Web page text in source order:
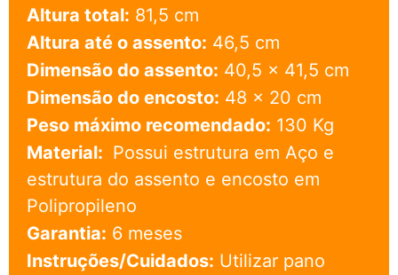
Altura total: 81,5 cm
Altura até o assento: 46,5 cm
Dimensão do assento: 40,5 x 41,5 cm
Dimensão do encosto: 48 x 20 cm
Peso máximo recomendado: 130 Kg
Material: Possui estrutura em Aço e
estrutura do assento e encosto em
Polipropileno
Garantia: 6 meses
Instruções/Cuidados: Utilizar pano